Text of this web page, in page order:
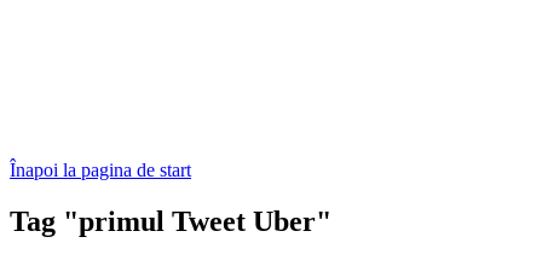
Înapoi la pagina de start
Tag "primul Tweet Uber"